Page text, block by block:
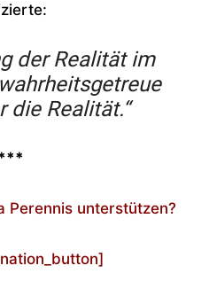
der Realität im
die Realität.“
Perennis unterstützen?